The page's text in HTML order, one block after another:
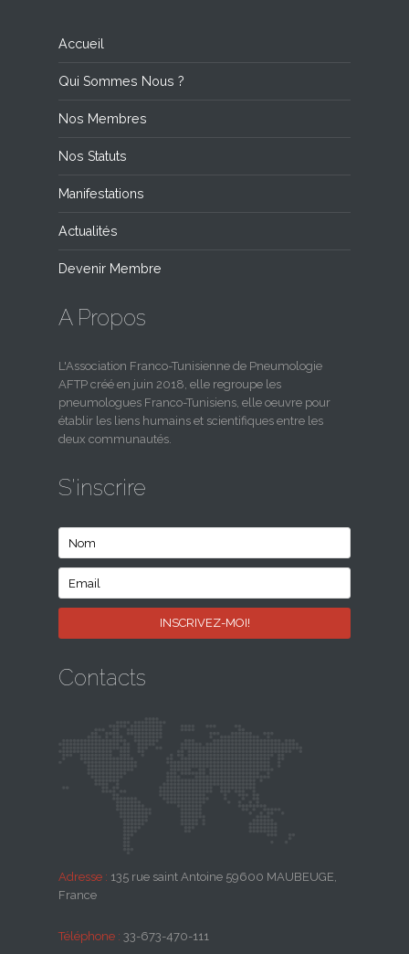
Accueil
Qui Sommes Nous ?
Nos Membres
Nos Statuts
Manifestations
Actualités
Devenir Membre
A Propos
L'Association Franco-Tunisienne de Pneumologie
AFTP créé en juin 2018, elle regroupe les
pneumologues Franco-Tunisiens, elle oeuvre pour
établir les liens humains et scientifiques entre les
deux communautés.
S'inscrire
Contacts
Adresse : 135 rue saint Antoine 59600 MAUBEUGE,
France
Téléphone : 33-673-470-111